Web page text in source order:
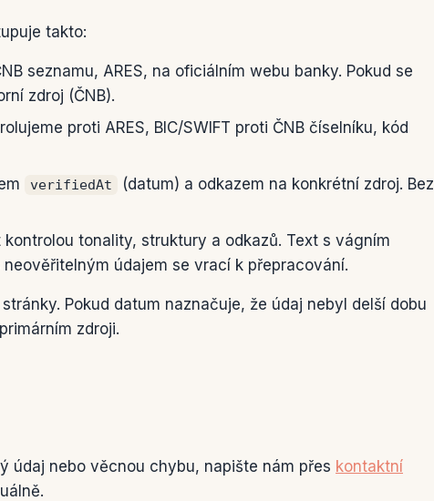
takto:
seznamu, ARES, na oficiálním webu banky. Pokud se
zdroj (ČNB).
proti ARES, BIC/SWIFT proti ČNB číselníku, kód
verifiedAt
(datum) a odkazem na konkrétní zdroj. Bez
tonality, struktury a odkazů. Text s vágním
údajem se vrací k přepracování.
Pokud datum naznačuje, že údaj nebyl delší dobu
zdroji.
údaj nebo věcnou chybu, napište nám přes kontaktní